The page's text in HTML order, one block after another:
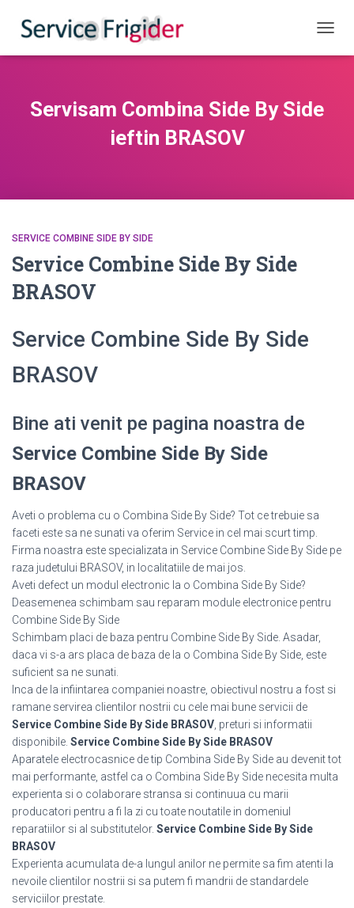
Servisam Combina Side By Side
ieftin BRASOV
SERVICE COMBINE SIDE BY SIDE
Service Combine Side By Side
BRASOV
Service Combine Side By Side
BRASOV
Bine ati venit pe pagina noastra de
Service Combine Side By Side
BRASOV
Aveti o problema cu o Combina Side By Side? Tot ce trebuie sa
faceti este sa ne sunati va oferim Service in cel mai scurt timp.
Firma noastra este specializata in Service Combine Side By Side pe
raza judetului BRASOV, in localitatiile de mai jos.
Aveti defect un modul electronic la o Combina Side By Side?
Deasemenea schimbam sau reparam module electronice pentru
Combine Side By Side
Schimbam placi de baza pentru Combine Side By Side. Asadar,
daca vi s-a ars placa de baza de la o Combina Side By Side, este
suficient sa ne sunati.
Inca de la infiintarea companiei noastre, obiectivul nostru a fost si
ramane servirea clientilor nostrii cu cele mai bune servicii de
Service Combine Side By Side BRASOV , preturi si informatii
disponibile. Service Combine Side By Side BRASOV
Aparatele electrocasnice de tip Combina Side By Side au devenit tot
mai performante, astfel ca o Combina Side By Side necesita multa
experienta si o colaborare stransa si continuua cu marii
producatori pentru a fi la zi cu toate noutatile in domeniul
reparatiilor si al substitutelor. Service Combine Side By Side
BRASOV
Experienta acumulata de-a lungul anilor ne permite sa fim atenti la
nevoile clientilor nostrii si sa putem fi mandrii de standardele
serviciilor prestate.